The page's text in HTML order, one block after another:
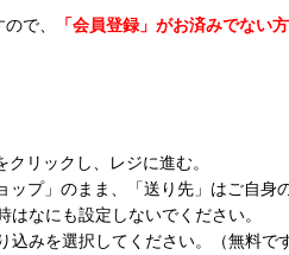
で、 「会員登録」がお済みでない
リックし、レジに進む。
ップ」のまま、「送り先」はご自身
なにも設定しないでください。
込みを選択してください。（無料で